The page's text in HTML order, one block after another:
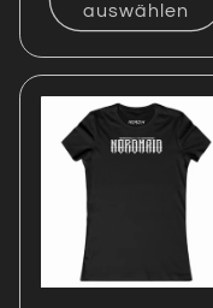
auswählen